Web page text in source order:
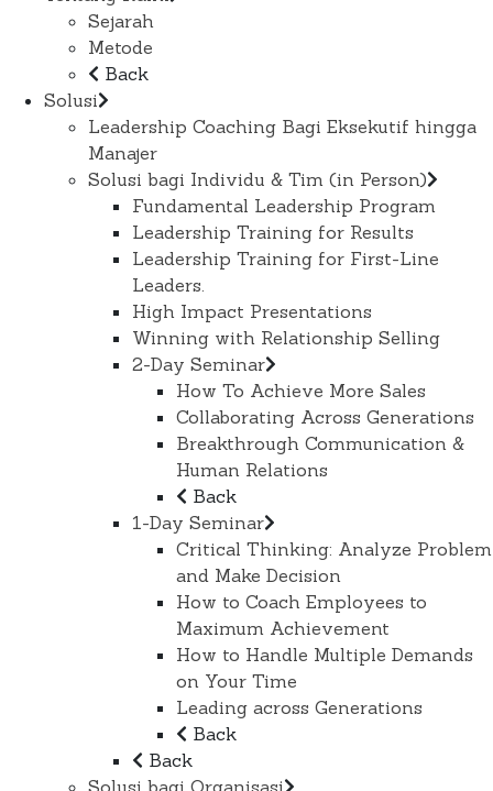
Sejarah
Metode
Back
Solusi
Leadership Coaching Bagi Eksekutif hingga
Manajer
Solusi bagi Individu & Tim (in Person)
Fundamental Leadership Program
Leadership Training for Results
Leadership Training for First-Line
Leaders.
High Impact Presentations
Winning with Relationship Selling
2-Day Seminar
How To Achieve More Sales
Collaborating Across Generations
Breakthrough Communication &
Human Relations
Back
1-Day Seminar
Critical Thinking: Analyze Problem
and Make Decision
How to Coach Employees to
Maximum Achievement
How to Handle Multiple Demands
on Your Time
Leading across Generations
Back
Back